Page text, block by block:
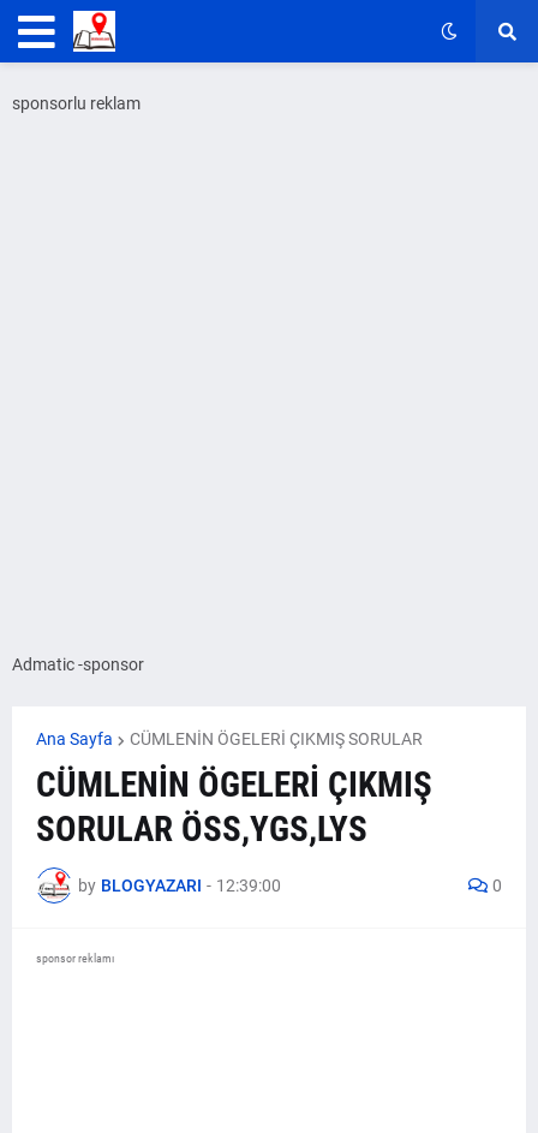
sponsorlu reklam
Admatic -sponsor
Ana Sayfa CÜMLENİN ÖGELERİ ÇIKMIŞ SORULAR
CÜMLENİN ÖGELERİ ÇIKMIŞ
SORULAR ÖSS,YGS,LYS
by BLOGYAZARI - 12:39:00 0
sponsor reklamı